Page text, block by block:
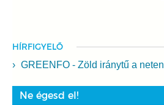
HÍRFIGYELŐ
GREENFO - Zöld iránytű a neten
Ne égesd el!